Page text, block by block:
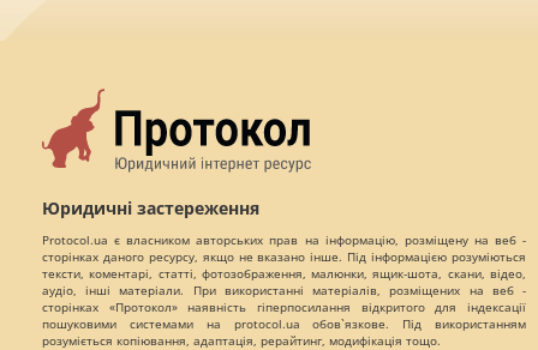
Юридичні застереження
Protocol.ua є власником авторських прав на інформацію, розміщену на веб -
сторінках даного ресурсу, якщо не вказано інше. Під інформацією розуміються
тексти, коментарі, статті, фотозображення, малюнки, ящик-шота, скани, відео,
аудіо, інші матеріали. При використанні матеріалів, розміщених на веб -
сторінках «Протокол» наявність гіперпосилання відкритого для індексації
пошуковими системами на protocol.ua обов`язкове. Під використанням
розуміється копіювання, адаптація, рерайтинг, модифікація тощо.